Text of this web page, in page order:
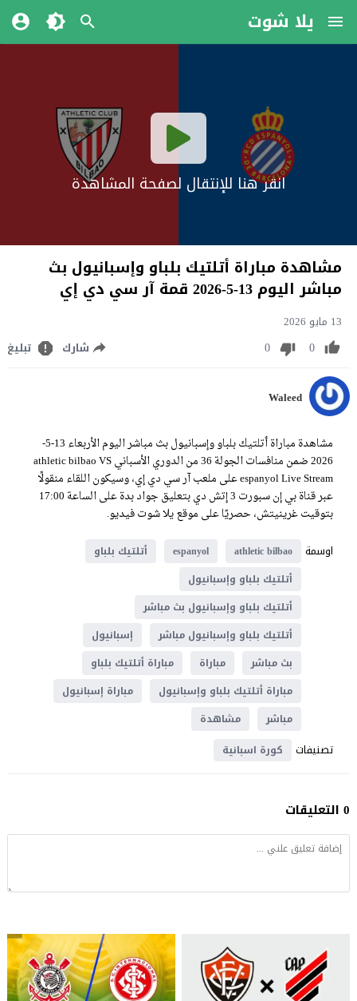
يلا شوت
انقر هنا للإنتقال لصفحة المشاهدة
مشاهدة مباراة أتلتيك بلباو وإسبانيول بث
مباشر اليوم 13-5-2026 قمة آر سي دي إي
13 مايو 2026
0
0 شارك تبليغ
Waleed
مشاهدة مباراة أتلتيك بلباو وإسبانيول بث مباشر اليوم الأربعاء 13-5-
2026 ضمن منافسات الجولة 36 من الدوري الأسباني athletic bilbao VS
espanyol Live Stream على ملعب آر سي دي إي، وسيكون اللقاء منقولًا
عبر قناة بي إن سبورت 3 إتش دي بتعليق جواد بدة على الساعة 17:00
بتوقيت غرينيتش، حصريًا على موقع يلا شوت فيديو.
اوسمة
athletic bilbao
espanyol
أتلتيك بلباو
أتلتيك بلباو وإسبانيول
أتلتيك بلباو وإسبانيول بث مباشر
أتلتيك بلباو وإسبانيول مباشر
إسبانيول
بث مباشر
مباراة
مباراة أتلتيك بلباو
مباراة أتلتيك بلباو وإسبانيول
مباراة إسبانيول
مباشر
مشاهدة
تصنيفات كورة اسبانية
0 التعليقات